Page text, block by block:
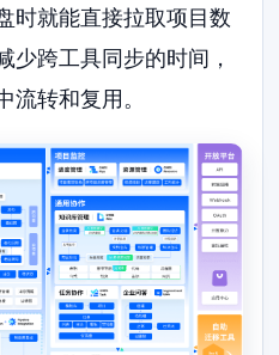
时就能直接拉取项目数
少跨工具同步的时间，
流转和复用。